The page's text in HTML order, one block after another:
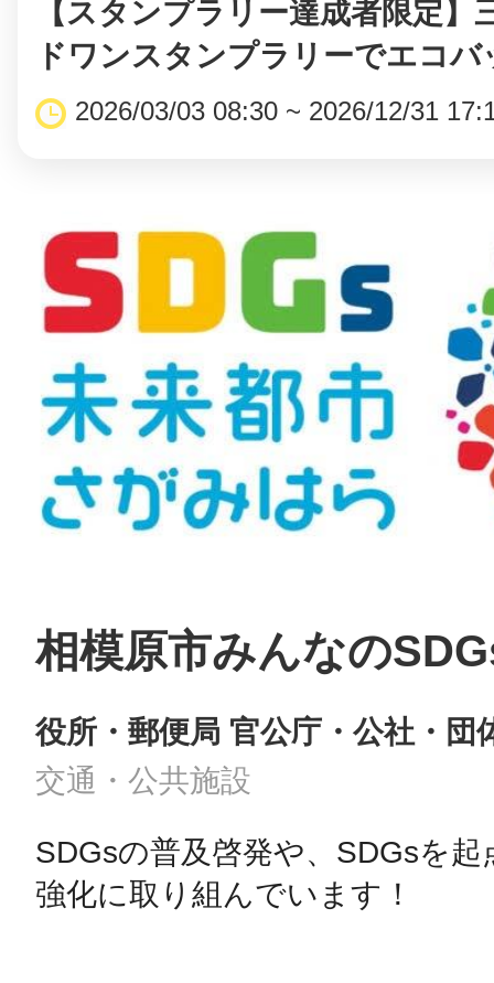
【スタンプラリー達成者限定】
ドワンスタンプラリーでエコバ
2026/03/03 08:30 ~ 2026/12/31
相模原市みんなの
役所・郵便局 官公庁・公社・団
交通・公共施設
SDGsの普及啓発や、SDGsを
強化に取り組んでいます！